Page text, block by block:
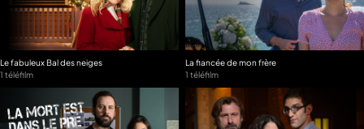
Le fabuleux Bal des neiges
1 téléfilm
La fiancée de mon frère
1 téléfilm